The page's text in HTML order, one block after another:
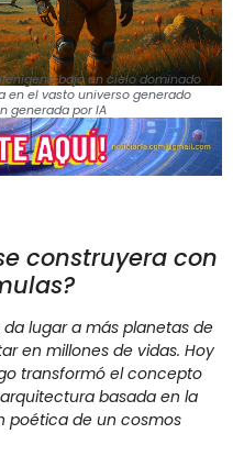
bajo un cielo dominado
en el vasto universo generado
generada por IA
construyera con
da lugar a más planetas de
en millones de vidas. Hoy
transformó el concepto
basada en la
poética de un cosmos